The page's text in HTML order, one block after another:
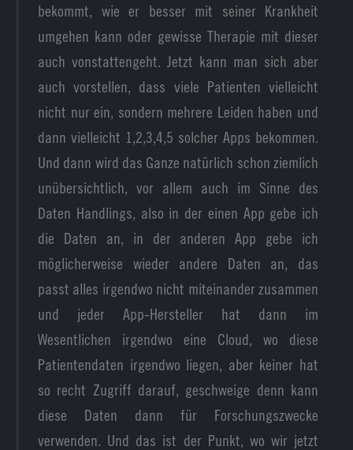
bekommt, wie er besser mit seiner Krankheit
umgehen kann oder gewisse Therapie mit dieser
auch vonstattengeht. Jetzt kann man sich aber
auch vorstellen, dass viele Patienten vielleicht
nicht nur ein, sondern mehrere Leiden haben und
dann vielleicht 1,2,3,4,5 solcher Apps bekommen.
Und dann wird das Ganze natürlich schon ziemlich
unübersichtlich, vor allem auch im Sinne des
Daten Handlings, also in der einen App gebe ich
die Daten an, in der anderen App gebe ich
möglicherweise wieder andere Daten an, das
passt alles irgendwo nicht miteinander zusammen
und jeder App-Hersteller hat dann im
Wesentlichen irgendwo eine Cloud, wo diese
Patientendaten irgendwo liegen, aber keiner hat
so recht Zugriff darauf, geschweige denn kann
diese Daten dann für Forschungszwecke
verwenden. Und das ist der Punkt, wo wir jetzt